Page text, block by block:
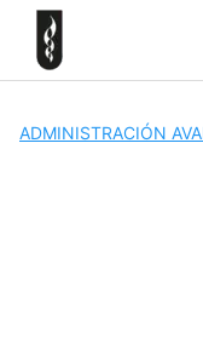
Skip
content
ADMINISTRACIÓN